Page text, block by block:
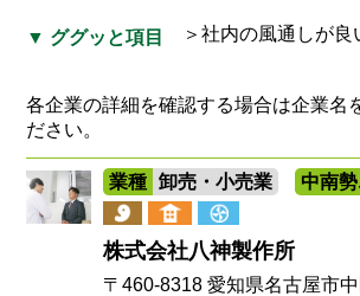
▼ ググッと項目 ＞社内の風通しが良
各企業の詳細を確認する場合は企業名
ださい。
業種 卸売・小売業 中南
株式会社八神製作所
〒460-8318 愛知県名古屋市